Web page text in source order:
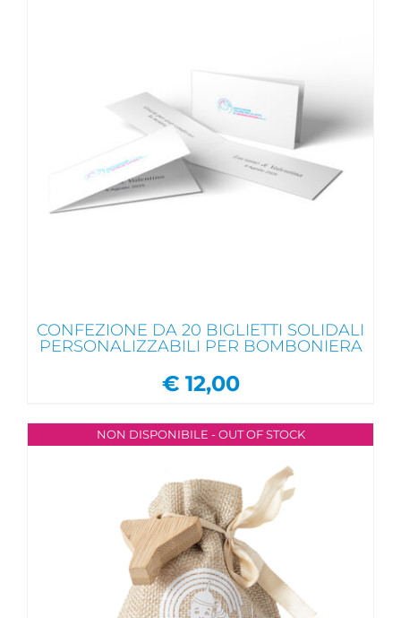
CONFEZIONE DA 20 BIGLIETTI SOLIDALI
PERSONALIZZABILI PER BOMBONIERA
€12,00
NON DISPONIBILE - OUT OF STOCK